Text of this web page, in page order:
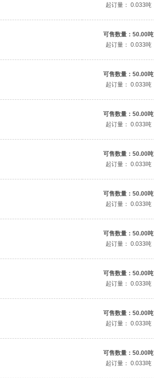
起订量： 0.033吨
可售数量： 50.00吨
起订量： 0.033吨
可售数量： 50.00吨
起订量： 0.033吨
可售数量： 50.00吨
起订量： 0.033吨
可售数量： 50.00吨
起订量： 0.033吨
可售数量： 50.00吨
起订量： 0.033吨
可售数量： 50.00吨
起订量： 0.033吨
可售数量： 50.00吨
起订量： 0.033吨
可售数量： 50.00吨
起订量： 0.033吨
可售数量： 50.00吨
起订量： 0.033吨